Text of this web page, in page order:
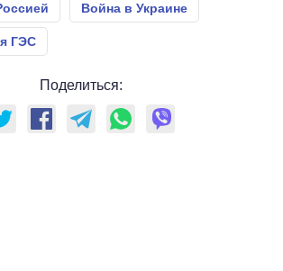
Война в Украине
ГЭС
Поделиться: